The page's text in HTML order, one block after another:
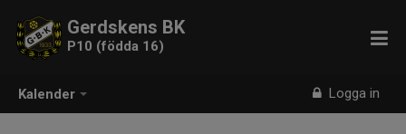
Kalender Logga in
Gerdskens BK
P10 (födda 16)